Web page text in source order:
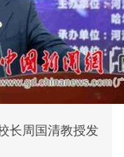
长周国清教授发